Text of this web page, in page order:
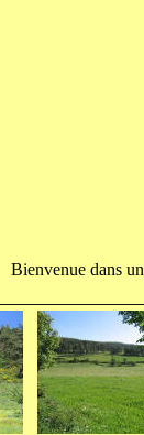
Bienvenue dans un